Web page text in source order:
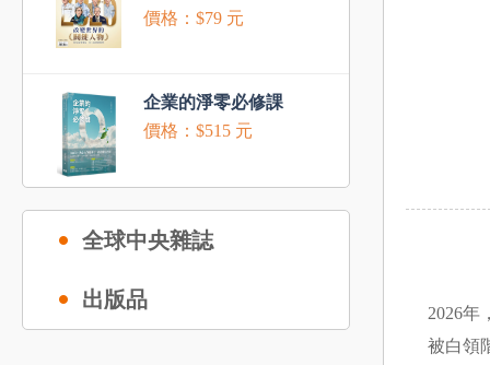
價格：$79 元
企業的淨零必修課
價格：$515 元
全球中央雜誌
出版品
2026年
被白領